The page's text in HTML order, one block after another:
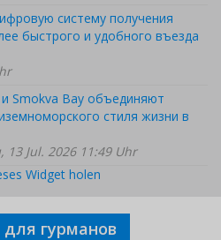
систему получения
быстрого и удобного въезда
Smokva Bay объединяют
стиля жизни в
Jul. 2026 11:49 Uhr
Widget holen
гурманов